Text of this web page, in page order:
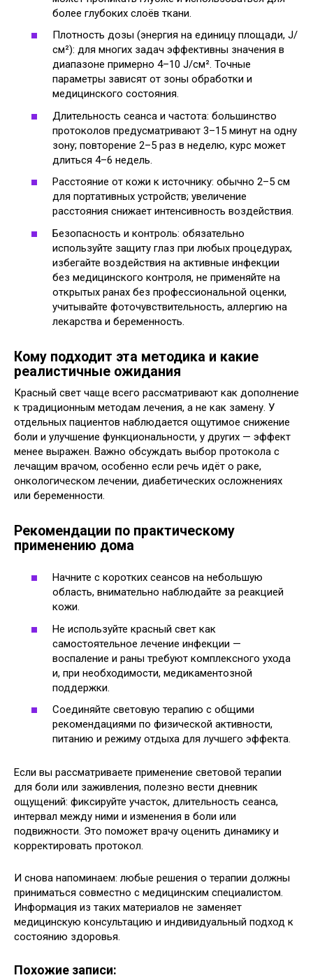
более глубоких слоёв ткани.
Плотность дозы (энергия на единицу площади, J/
см²): для многих задач эффективны значения в
диапазоне примерно 4–10 J/см². Точные
параметры зависят от зоны обработки и
медицинского состояния.
Длительность сеанса и частота: большинство
протоколов предусматривают 3–15 минут на одну
зону; повторение 2–5 раз в неделю, курс может
длиться 4–6 недель.
Расстояние от кожи к источнику: обычно 2–5 см
для портативных устройств; увеличение
расстояния снижает интенсивность воздействия.
Безопасность и контроль: обязательно
используйте защиту глаз при любых процедурах,
избегайте воздействия на активные инфекции
без медицинского контроля, не применяйте на
открытых ранах без профессиональной оценки,
учитывайте фоточувствительность, аллергию на
лекарства и беременность.
Кому подходит эта методика и какие
реалистичные ожидания
Красный свет чаще всего рассматривают как дополнение
к традиционным методам лечения, а не как замену. У
отдельных пациентов наблюдается ощутимое снижение
боли и улучшение функциональности, у других — эффект
менее выражен. Важно обсуждать выбор протокола с
лечащим врачом, особенно если речь идёт о раке,
онкологическом лечении, диабетических осложнениях
или беременности.
Рекомендации по практическому
применению дома
Начните с коротких сеансов на небольшую
область, внимательно наблюдайте за реакцией
кожи.
Не используйте красный свет как
самостоятельное лечение инфекции —
воспаление и раны требуют комплексного ухода
и, при необходимости, медикаментозной
поддержки.
Соединяйте световую терапию с общими
рекомендациями по физической активности,
питанию и режиму отдыха для лучшего эффекта.
Если вы рассматриваете применение световой терапии
для боли или заживления, полезно вести дневник
ощущений: фиксируйте участок, длительность сеанса,
интервал между ними и изменения в боли или
подвижности. Это поможет врачу оценить динамику и
корректировать протокол.
И снова напоминаем: любые решения о терапии должны
приниматься совместно с медицинским специалистом.
Информация из таких материалов не заменяет
медицинскую консультацию и индивидуальный подход к
состоянию здоровья.
Похожие записи: